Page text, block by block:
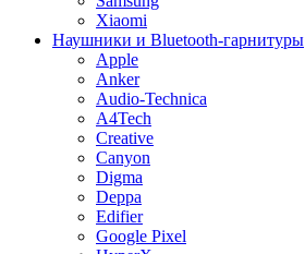
Xiaomi
Наушники и Bluetooth-гарнитуры
Apple
Anker
Audio-Technica
A4Tech
Creative
Canyon
Digma
Deppa
Edifier
Google Pixel